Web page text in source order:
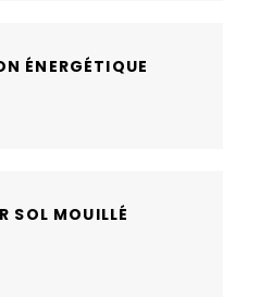
ÉNERGÉTIQUE
SOL MOUILLÉ